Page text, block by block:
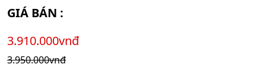
GIÁ BÁN :
3.910.000vnđ
3.950.000vnđ